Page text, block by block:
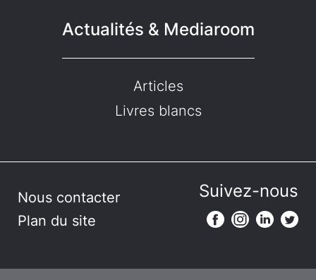
Actualités & Mediaroom
Articles
Livres blancs
Nous contacter
Plan du site
Suivez-nous